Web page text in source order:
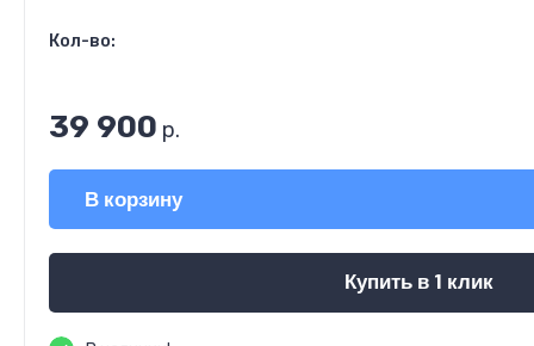
Кол-во:
39 900 р.
В корзину
Купить в 1 клик